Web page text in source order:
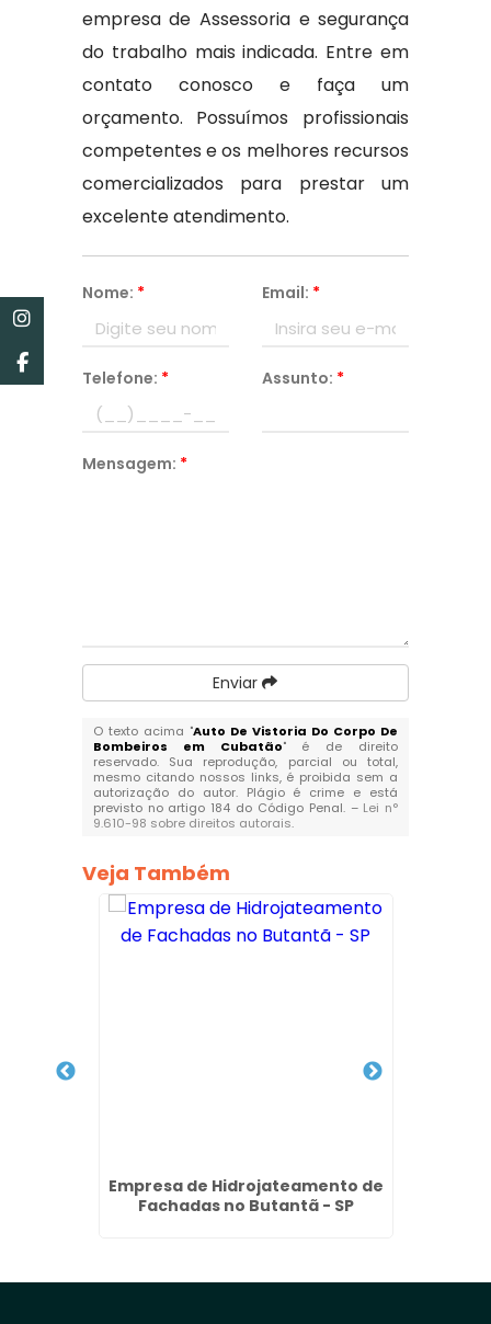
empresa de Assessoria e segurança
do trabalho mais indicada. Entre em
contato conosco e faça um
orçamento. Possuímos profissionais
competentes e os melhores recursos
comercializados para prestar um
excelente atendimento.
Nome: * Email: *
Telefone: * Assunto: *
Mensagem: *
Enviar
O texto acima "Auto De Vistoria Do Corpo De
Bombeiros em Cubatão" é de direito
reservado. Sua reprodução, parcial ou total,
mesmo citando nossos links, é proibida sem a
autorização do autor. Plágio é crime e está
previsto no artigo 184 do Código Penal. – Lei n°
9.610-98 sobre direitos autorais.
Veja Também
Empresa de Hidrojateamento de
Fachadas no Butantã - SP